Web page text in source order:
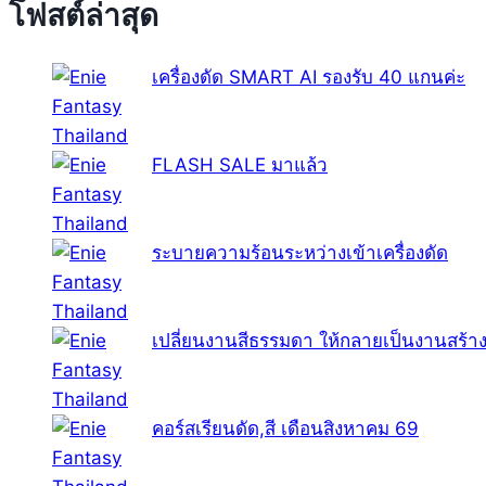
โฟสต์ล่าสุด
เครื่องดัด SMART AI รองรับ 40 แกนค่ะ
FLASH SALE มาแล้ว
ระบายความร้อนระหว่างเข้าเครื่องดัด
เปลี่ยนงานสีธรรมดา ให้กลายเป็นงานสร้า
คอร์สเรียนดัด,สี เดือนสิงหาคม 69